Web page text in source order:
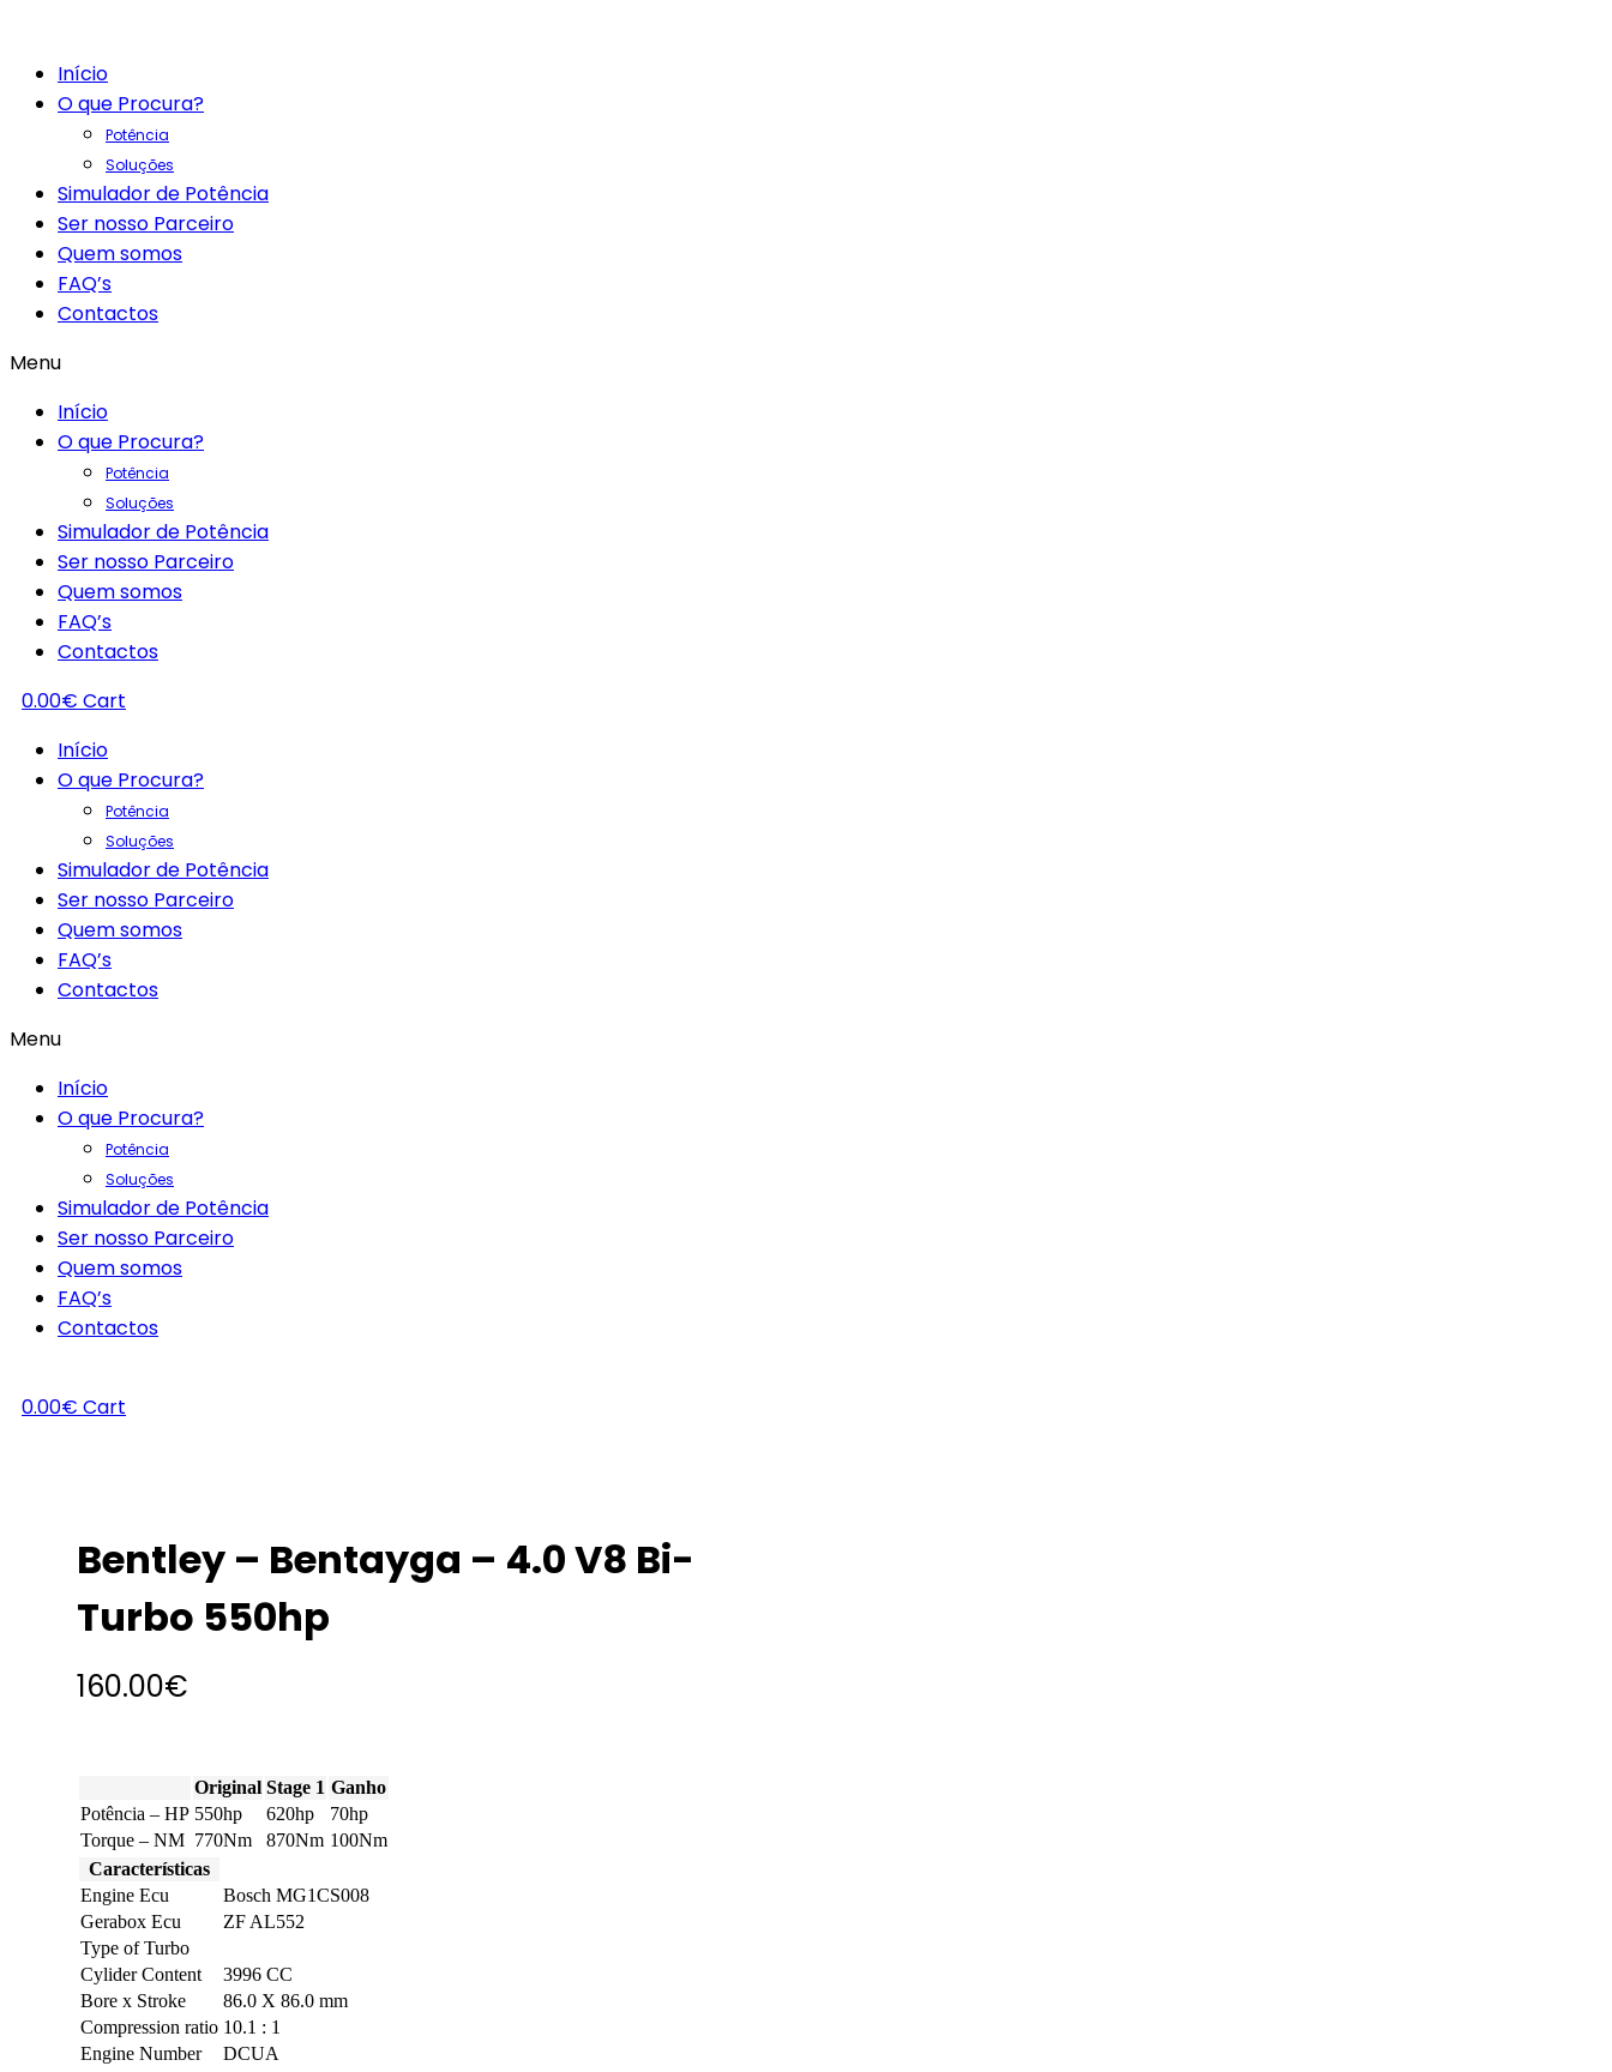
Início
O que Procura?
Potência
Soluções
Simulador de Potência
Ser nosso Parceiro
Quem somos
FAQ’s
Contactos
Menu
Início
O que Procura?
Potência
Soluções
Simulador de Potência
Ser nosso Parceiro
Quem somos
FAQ’s
Contactos
0.00€ Cart
Início
O que Procura?
Potência
Soluções
Simulador de Potência
Ser nosso Parceiro
Quem somos
FAQ’s
Contactos
Menu
Início
O que Procura?
Potência
Soluções
Simulador de Potência
Ser nosso Parceiro
Quem somos
FAQ’s
Contactos
0.00€ Cart
Bentley – Bentayga – 4.0 V8 Bi-
Turbo 550hp
160.00€
Original Stage 1 Ganho
Potência – HP 550hp 620hp
70hp
Torque – NM 770Nm 870Nm 100Nm
Características
Engine Ecu
Bosch MG1CS008
Gerabox Ecu
ZF AL552
Type of Turbo
Cylider Content
3996 CC
Bore x Stroke
86.0 X 86.0 mm
Compression ratio 10.1 : 1
Engine Number
DCUA